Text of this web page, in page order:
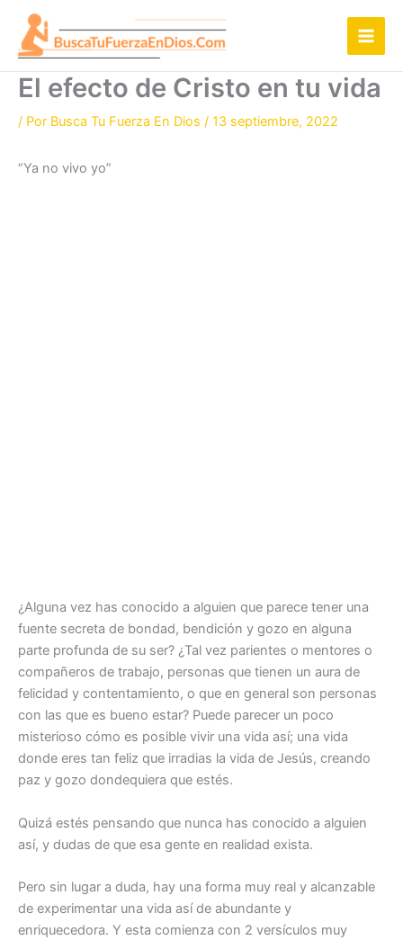
contenido
El efecto de Cristo en tu vida
/ Por Busca Tu Fuerza En Dios / 13 septiembre, 2022
“Ya no vivo yo”
¿Alguna vez has conocido a alguien que parece tener una
fuente secreta de bondad, bendición y gozo en alguna
parte profunda de su ser? ¿Tal vez parientes o mentores o
compañeros de trabajo, personas que tienen un aura de
felicidad y contentamiento, o que en general son personas
con las que es bueno estar? Puede parecer un poco
misterioso cómo es posible vivir una vida así; una vida
donde eres tan feliz que irradias la vida de Jesús, creando
paz y gozo dondequiera que estés.
Quizá estés pensando que nunca has conocido a alguien
así, y dudas de que esa gente en realidad exista.
Pero sin lugar a duda, hay una forma muy real y alcanzable
de experimentar una vida así de abundante y
enriquecedora. Y esta comienza con 2 versículos muy